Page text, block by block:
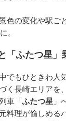
色の変化や駅
。
ふたつ星」
でもひときわ人
く長崎エリアを
車「 ふたつ星 」
料理が愉しめ